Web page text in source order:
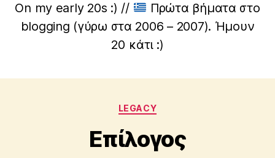
On my early 20s :) //
Πρώτα βήματα στο
blogging (γύρω στα 2006 – 2007). Ήμουν
20 κάτι :)
Categories
LEGACY
Επίλογος
t
o